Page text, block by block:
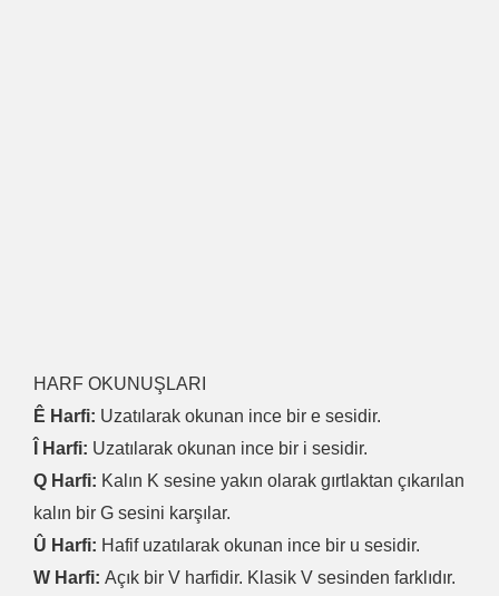
HARF OKUNUŞLARI
Ê Harfi: Uzatılarak okunan ince bir e sesidir.
Î Harfi: Uzatılarak okunan ince bir i sesidir.
Q Harfi: Kalın K sesine yakın olarak gırtlaktan çıkarılan
kalın bir G sesini karşılar.
Û Harfi: Hafif uzatılarak okunan ince bir u sesidir.
W Harfi: Açık bir V harfidir. Klasik V sesinden farklıdır.